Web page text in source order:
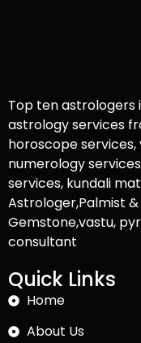
Top ten astrologers
astrology services
horoscope services,
numerology
services, kundali
Astrologer,Palmist
Gemstone,vastu,
consultant
Quick Links
Home
About Us